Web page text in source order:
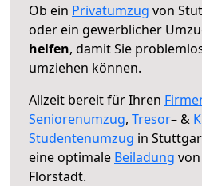
Ob ein Privatumzug von
oder ein gewerblicher
helfen, damit Sie
umziehen können.
Allzeit bereit für Ihren
Seniorenumzug, Tresor– &
Studentenumzug in
eine optimale Beiladung
Florstadt.